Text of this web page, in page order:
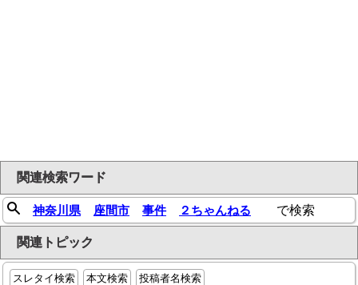
関連検索ワード
神奈川県 座間市 事件 ２ちゃんねる で検索
関連トピック
スレタイ検索 本文検索 投稿者名検索